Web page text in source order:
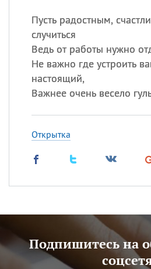
Пусть радостным,
случиться
Ведь от работы нужно
Не важно где устроить
настоящий,
Важнее очень весело
Открытка
Подпишитесь на